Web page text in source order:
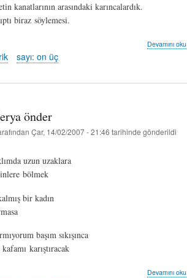
kanatlarının arasındaki karıncalardık.
biraz söylemesi.
ikincil
buluşmaları
Devamını oku
sayı: on üç
önder
Çar, 14/02/2007 - 21:46 tarihinde gönderildi
uzun uzaklara
bölmek
bir kadın
başım sıkışınca
karıştıracak
hediye
Devamını oku